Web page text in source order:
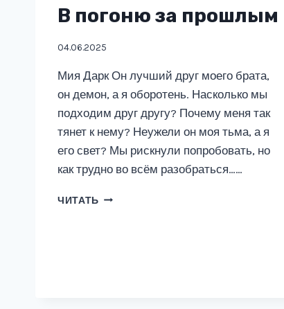
В погоню за прошлым
04.06.2025
Мия Дарк Он лучший друг моего брата,
он демон, а я оборотень. Насколько мы
подходим друг другу? Почему меня так
тянет к нему? Неужели он моя тьма, а я
его свет? Мы рискнули попробовать, но
как трудно во всём разобраться……
ЧИТАТЬ В